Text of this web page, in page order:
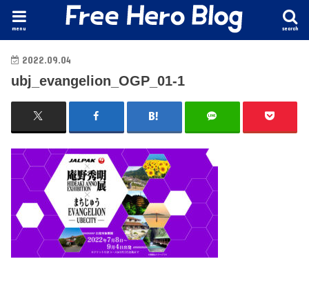
search
menu
2022.09.04
ubj_evangelion_OGP_01-1